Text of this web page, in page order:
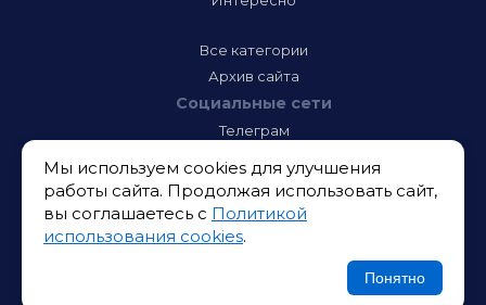
Все категории
Архив сайта
Социальные сети
Телеграм
Инстаграм
Тик-Ток
Одноклассники
ВК
Мы используем cookies для улучшения
работы сайта. Продолжая использовать сайт,
вы соглашаетесь с Политикой
использования cookies.
Понятно